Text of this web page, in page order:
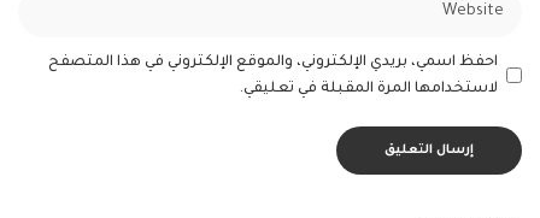
احفظ اسمي، بريدي الإلكتروني، والموقع الإلكتروني في هذا المتصفح
لاستخدامها المرة المقبلة في تعليقي.